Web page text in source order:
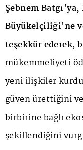
Şebnem
Büyükelçiliği'ne
teşekkür ederek,
mükemmeliyeti
yeni ilişkiler
güven ürettiğini
birbirine bağlı
şekillendiğini